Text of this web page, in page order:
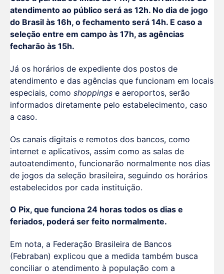
atendimento ao público será as 12h. No dia de jogo
do Brasil às 16h, o fechamento será 14h. E caso a
seleção entre em campo às 17h, as agências
fecharão às 15h.
Já os horários de expediente dos postos de
atendimento e das agências que funcionam em locais
especiais, como shoppings e aeroportos, serão
informados diretamente pelo estabelecimento, caso
a caso.
Os canais digitais e remotos dos bancos, como
internet e aplicativos, assim como as salas de
autoatendimento, funcionarão normalmente nos dias
de jogos da seleção brasileira, seguindo os horários
estabelecidos por cada instituição.
O Pix, que funciona 24 horas todos os dias e
feriados, poderá ser feito normalmente.
Em nota, a Federação Brasileira de Bancos
(Febraban) explicou que a medida também busca
conciliar o atendimento à população com a